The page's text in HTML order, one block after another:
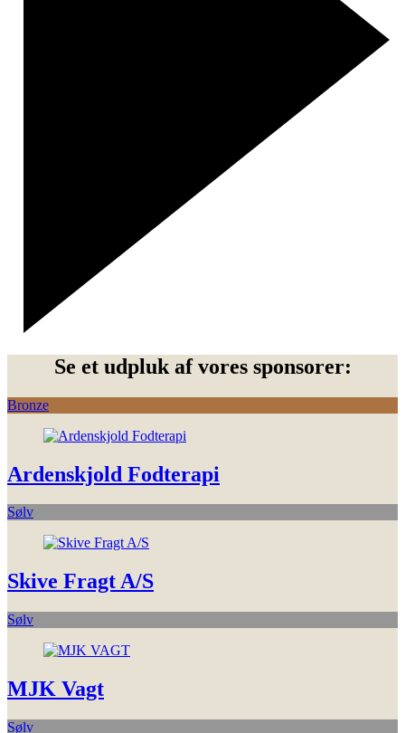
Se et udpluk af vores sponsorer:
Bronze
Ardenskjold Fodterapi
Sølv
Skive Fragt A/S
Sølv
MJK Vagt
Sølv